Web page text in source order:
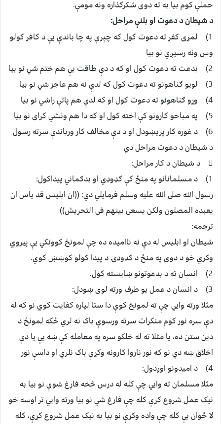
حملې کوم بيا به ته دوى شکرګذاره ونه مومې.
د شيطان د دعوت او بلنې مراحل:
1) لمړى کفر ته دعوت کول که چېرې په چا باندې يې د کافر کولو
وس ونه رسيږي نو بيا
2) بدعت ته دعوت کول او که د دې طاقت يې هم ختم شي نو بيا
3) لويو ګناهونو ته دعوت کول که لدې نه هم عاجز شي نو بيا
4) وړو ګناهونو ته دعوت کول او که لدې هم پاتې راشي نو بيا
5) په مباحو کارونو کې اخته کول او که دا هم ونشي کړاى نو بيا
6) د غوره کار پريښودل او د دې مخالف کار ورباندې سرته رسول
د شيطان د دعوت مراحل دي
 د شيطان د کار مراحل:
1) د مسلمانانو په منځ کې ګډوډي او بدګماني پيداکول:
رسول الله صلى الله عليه وسلم فرمايلي دي: ((ان ابليس قد ياس ان
يعبده المصلون ولکن يسعى بينهم فى التحريش))
ترجمه:
شيطان او ابليس له دې نه نااميده ده چې لمونځ کوونکي يې پيروي
وکړي خو د دوى په منځ د ګډوډۍ د پيدا کولو کوښښ کوي.
2) انسان ته د بدعوتونو ښايسته کول.
3) د انسان د عمل يو طرف ورته لوى ښودل:
مثلا ورته وايي چې ته لمونځ کوې دا ستا لپاره کفايت کوي نو که له
دې سره نور کوم منکرات سرته ورسوې باک نه لري ځکه لمونځ د
دين ستن ده، يا مثلا ته له خلکو سره په معامله کې ښه يې يا دې
اخلاق ښه دي نو که نور ناروا کارونه وکړې باک نلري او داسې نور
4) د اميدونو اوږدول:
مثلا مسلمان ته وايي چې کله له درس څخه فارغ شوې نو بيا به
نيک عمل شروع کړې کله چې فارغ شي نو بيا ورته وايي تر اوسه خو
لا ځوان يې کله چې واده وکړې نو بيا به نيک عمل شروع کړې، کله